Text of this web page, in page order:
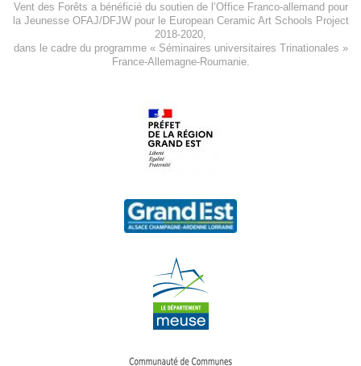
Vent des Forêts a bénéficié du soutien de l’Office Franco-allemand pour
la Jeunesse OFAJ/DFJWpour leEuropean Ceramic Art Schools Project
2018-2020,
dans le cadre du programme « Séminaires universitaires Trinationales »
France-Allemagne-Roumanie.